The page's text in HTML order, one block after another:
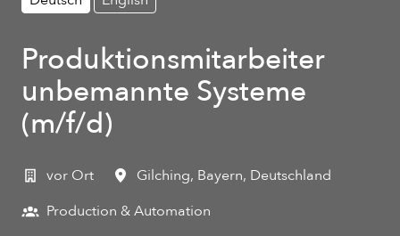
Produktionsmitarbeiter
unbemannte Systeme
(m/f/d)
vor Ort Gilching, Bayern, Deutschland
Production & Automation